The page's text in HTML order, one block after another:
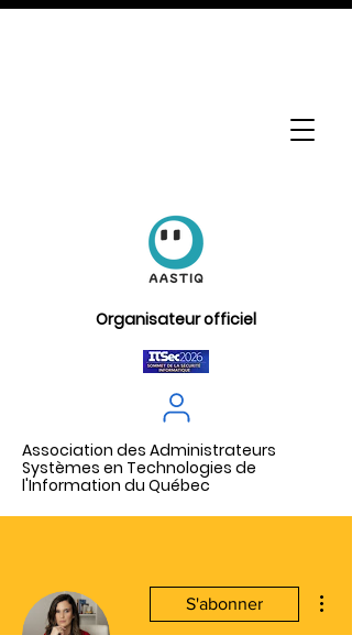
Organisateur officiel
Association des Administrateurs
Systèmes en Technologies de
l'Information du Québec
S'abonner